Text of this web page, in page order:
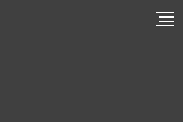
de herramientas